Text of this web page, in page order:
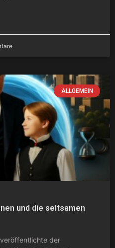
ALLGEMEIN
und die seltsamen
der